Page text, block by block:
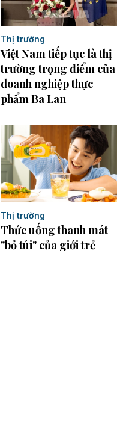
Thị trường
Việt Nam tiếp tục là thị
trường trọng điểm của
doanh nghiệp thực
phẩm Ba Lan
Thị trường
Thức uống thanh mát
"bỏ túi" của giới trẻ